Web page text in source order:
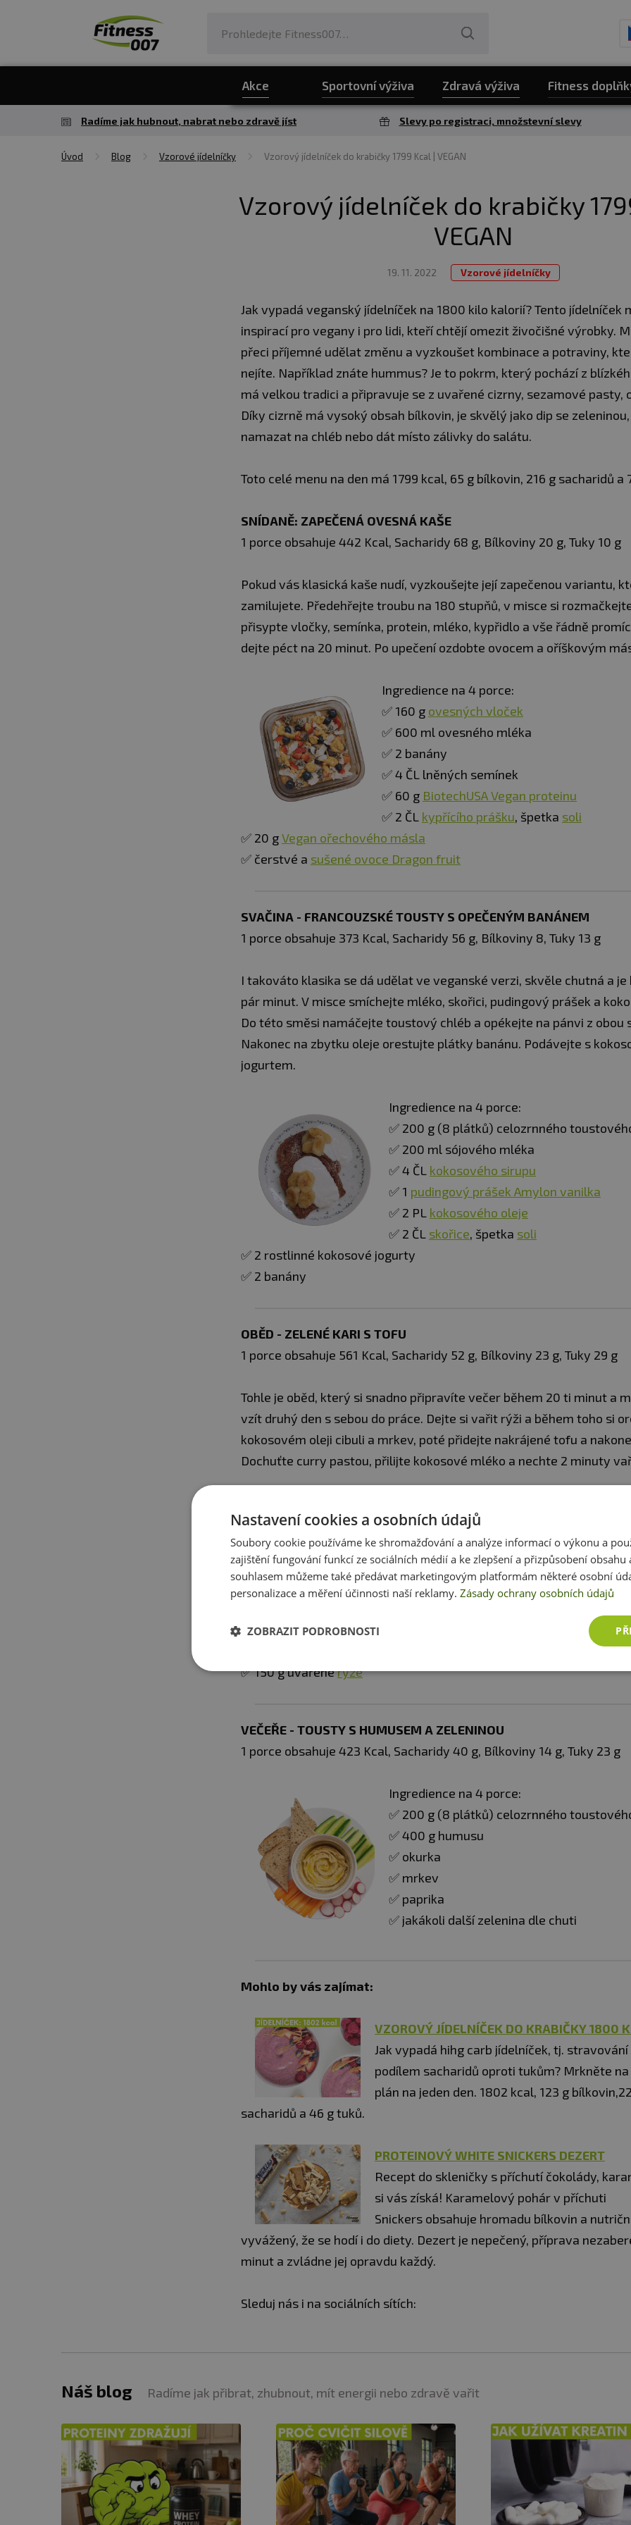
Akce Sportovní výživa Zdravá výživa Fitness
Radíme jak hubnout, nabrat nebo zdravě jíst Slevy po registraci, množstevní slevy
Úvod Blog Vzorové jídelníčky Vzorový jídelníček do krabičky 1799 Kcal | VEGAN
Vzorový jídelníček do krabičky
VEGAN
19. 11. 2022 Vzorové jídelníčky
Jak vypadá veganský jídelníček na 1800 kilo kalorií? Tento jídelníček
inspirací pro vegany i pro lidi, kteří chtějí omezit živočišné výrobky.
přeci příjemné udělat změnu a vyzkoušet kombinace a potraviny,
nejíte. Například znáte hummus? Je to pokrm, který pochází z
má velkou tradici a připravuje se z uvařené cizrny, sezamové pasty,
Díky cizrně má vysoký obsah bílkovin, je skvělý jako dip se
namazat na chléb nebo dát místo zálivky do salátu.
Toto celé menu na den má 1799 kcal, 65 g bílkovin, 216 g sacharidů a
SNÍDANĚ: ZAPEČENÁ OVESNÁ KAŠE
1 porce obsahuje 442 Kcal, Sacharidy 68 g, Bílkoviny 20 g, Tuky 10 g
Pokud vás klasická kaše nudí, vyzkoušejte její zapečenou variantu,
zamilujete. Předehřejte troubu na 180 stupňů, v misce si
přisypte vločky, semínka, protein, mléko, kypřidlo a vše řádně
dejte péct na 20 minut. Po upečení ozdobte ovocem a oříškovým
Ingredience na 4 porce:
✅ 160 g ovesných vloček
✅ 600 ml ovesného mléka
✅ 2 banány
✅ 4 ČL lněných semínek
✅ 60 g BiotechUSA Vegan proteinu
✅ 2 ČL kypřícího prášku, špetka soli
✅ 20 gVegan ořechového másla
✅ čerstvé a sušené ovoce Dragon fruit
SVAČINA - FRANCOUZSKÉ TOUSTY S OPEČENÝM BANÁNEM
1 porce obsahuje 373 Kcal, Sacharidy 56 g, Bílkoviny 8, Tuky 13 g
I takováto klasika se dá udělat ve veganské verzi, skvěle chutná a je
pár minut. V misce smíchejte mléko, skořici, pudingový prášek a
Do této směsi namáčejte toustový chléb a opékejte na pánvi z obou
Nakonec na zbytku oleje orestujte plátky banánu. Podávejte s
jogurtem.
Ingredience na 4 porce:
✅ 200 g (8 plátků) celozrnného
✅ 200 ml sójového mléka
✅ 4 ČL kokosového sirupu
✅ 1 pudingový prášek Amylon vanilka
✅ 2 PL kokosového oleje
✅ 2 ČL skořice, špetka soli
✅ 2 rostlinné kokosové jogurty
✅ 2 banány
OBĚD - ZELENÉ KARI S TOFU
1 porce obsahuje 561 Kcal, Sacharidy 52 g, Bílkoviny 23 g, Tuky 29 g
Tohle je oběd, který si snadno připravíte večer během 20 ti minut a
vzít druhý den s sebou do práce. Dejte si vařit rýži a během toho si
kokosovém oleji cibuli a mrkev, poté přidejte nakrájené tofu a
Dochuťte curry pastou, přilijte kokosové mléko a nechte 2 minuty
✅ 400 g marinované tofu
✅ 200 g mrkev
✅ 200 g žampiony
✅ 2 cibule
✅ 150 g uvařenérýže
VEČEŘE - TOUSTY S HUMUSEM A ZELENINOU
1 porce obsahuje 423 Kcal, Sacharidy 40 g, Bílkoviny 14 g, Tuky 23 g
Ingredience na 4 porce:
✅ 200 g (8 plátků) celozrnného
✅ 400 g humusu
✅ okurka
✅ mrkev
✅ paprika
✅ jakákoli další zelenina dle chuti
Mohlo by vás zajímat:
VZOROVÝ JÍDELNÍČEK DO KRABIČKY 1800
Jak vypadá hihg carb jídelníček, tj.
podílem sacharidů oproti tukům? Mrkněte
plán na jeden den. 1802 kcal, 123 g
sacharidů a 46 g tuků.
PROTEINOVÝ WHITE SNICKERS DEZERT
Recept do skleničky s příchutí čokolády,
si vás získá! Karamelový pohár v příchuti
Snickers obsahuje hromadu bílkovin a
vyvážený, že se hodí i do diety. Dezert je nepečený, příprava
minut a zvládne jej opravdu každý.
Sleduj nás i na sociálních sítích:
Náš blog Radíme jak přibrat, zhubnout, mít energii nebo zdravě vařit
Nastavení cookies a osobních údajů
Soubory cookie používáme ke shromažďování a analýze informací o výkonu a
zajištění fungování funkcí ze sociálních médií a ke zlepšení a přizpůsobení obsahu
souhlasem můžeme také předávat marketingovým platformám některé osobní
personalizace a měření účinnosti naší reklamy. Zásady ochrany osobních údajů
ZOBRAZIT PODROBNOSTI